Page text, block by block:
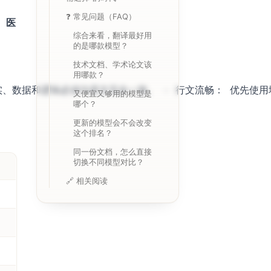
医
❓ 常见问题（FAQ）
综合来看，翻译最好用
的是哪款模型？
技术文档、学术论文该
用哪款？
又便宜又够用的模型是
哪个？
更新的模型会不会改变
这个排名？
同一份文档，怎么直接
切换不同模型对比？
🔗 相关阅读